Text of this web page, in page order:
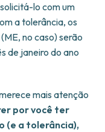
lo com um
a tolerância, os
no caso) serão
de janeiro do ano
mais atenção
por você ter
(e a tolerância),